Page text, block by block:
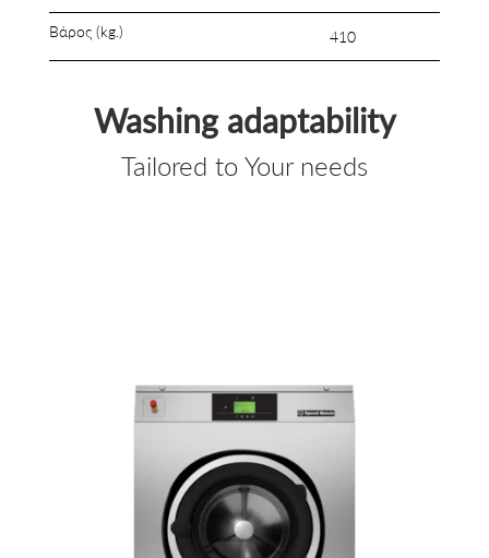
Βάρος (kg.) 410
Washing adaptability
Tailored to Your needs